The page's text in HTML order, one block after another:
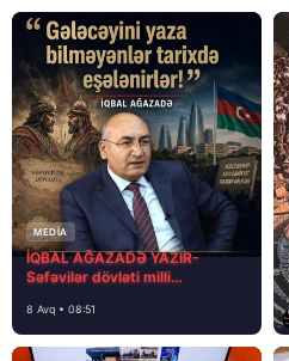
MEDİA
İQBAL AĞAZADƏ YAZIR-
Səfəvilər dövləti milli
8 Avq • 08:51